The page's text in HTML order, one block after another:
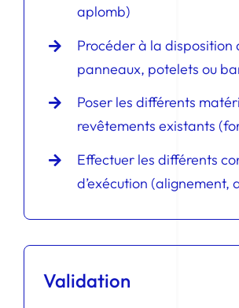
aplomb)
Procéder à la disposition
panneaux, potelets ou
Poser les différents
revêtements existants
Effectuer les différents
d’exécution (alignement,
Validation